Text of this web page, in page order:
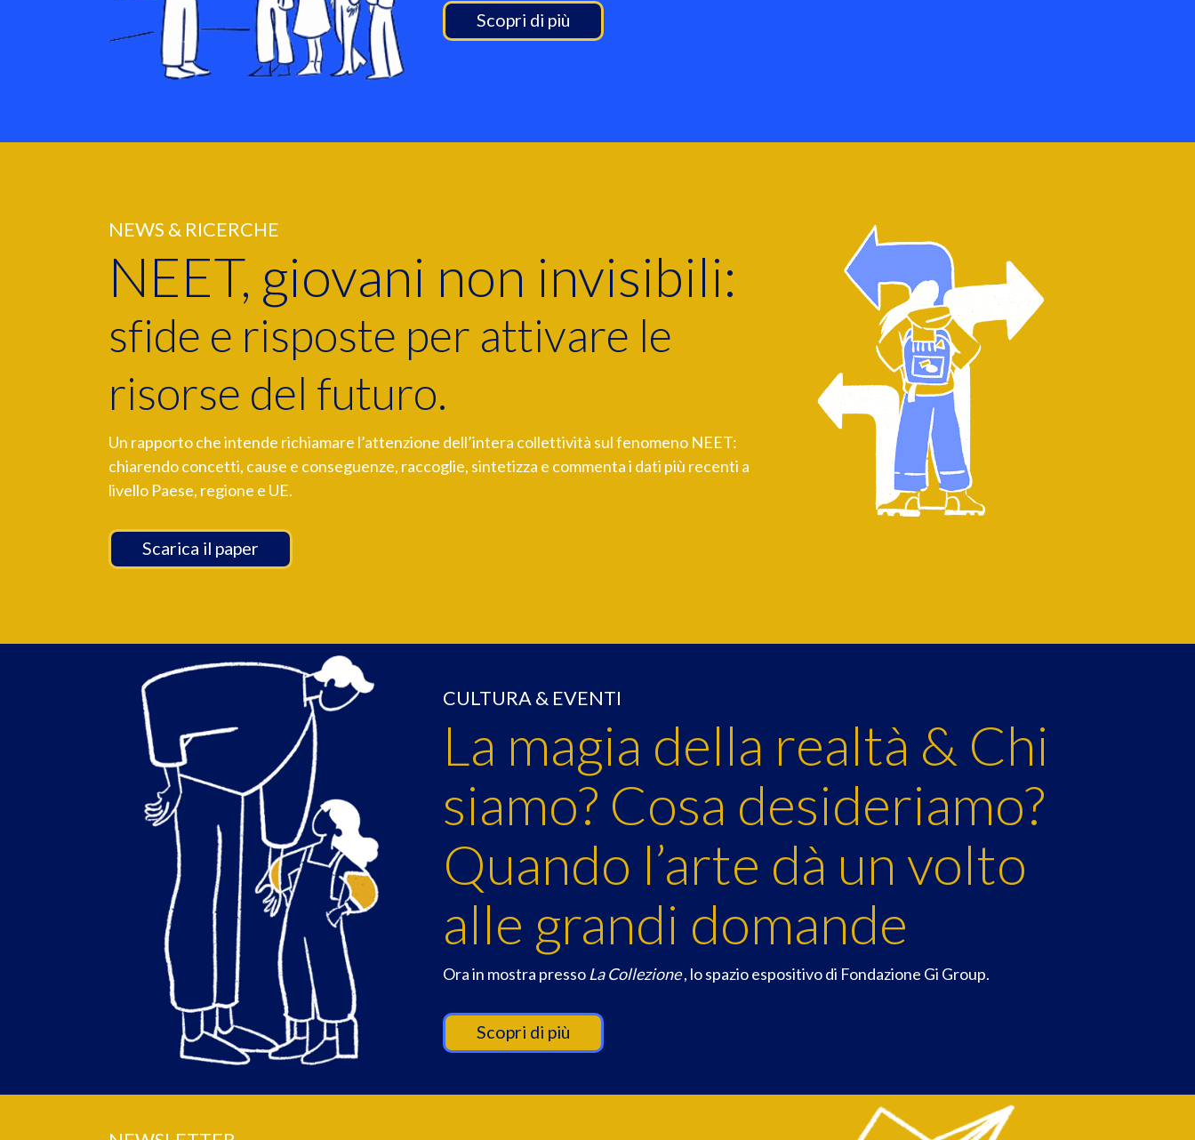
Scopri di più
NEWS & RICERCHE
NEET, giovani non invisibili:
sfide e risposte per attivare le
risorse del futuro.
Un rapporto che intende richiamare l’attenzione dell’intera collettività sul fenomeno NEET:
chiarendo concetti, cause e conseguenze, raccoglie, sintetizza e commenta i dati più recenti a
livello Paese, regione e UE.
Scarica il paper
CULTURA & EVENTI
La magia della realtà & Chi
siamo? Cosa desideriamo?
Quando l’arte dà un volto
alle grandi domande
Ora in mostra presso La Collezione, lo spazio espositivo di Fondazione Gi Group.
Scopri di più